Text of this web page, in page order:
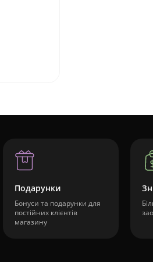
Подарунки
Бонуси та подарунки для
постійних клієнтів
магазину